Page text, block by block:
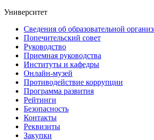
Университет
Сведения об образовательной
Попечительский совет
Руководство
Приемная руководства
Институты и кафедры
Онлайн-музей
Противодействие коррупции
Программа развития
Рейтинги
Безопасность
Контакты
Реквизиты
Закупки